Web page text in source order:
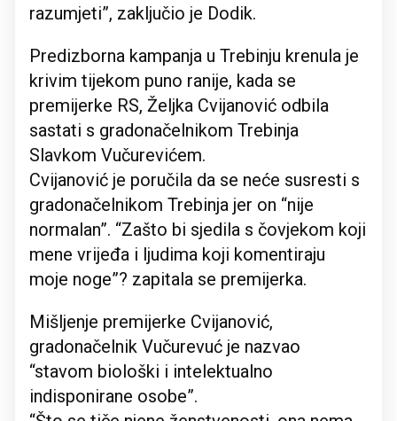
razumjeti”, zaključio je Dodik.
Predizborna kampanja u Trebinju krenula je
krivim tijekom puno ranije, kada se
premijerke RS, Željka Cvijanović odbila
sastati s gradonačelnikom Trebinja
Slavkom Vučurevićem.
Cvijanović je poručila da se neće susresti s
gradonačelnikom Trebinja jer on “nije
normalan”. “Zašto bi sjedila s čovjekom koji
mene vrijeđa i ljudima koji komentiraju
moje noge”? zapitala se premijerka.
Mišljenje premijerke Cvijanović,
gradonačelnik Vučurevuć je nazvao
“stavom biološki i intelektualno
indisponirane osobe”.